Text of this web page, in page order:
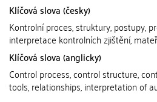
Klíčová slova (česky)
Kontrolní proces, struktury, postupy,
interpretace kontrolních zjištění,
Klíčová slova (anglicky)
Control process, control structure,
tools, relationships, interpretation of